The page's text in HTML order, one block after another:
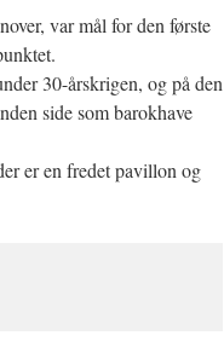
var mål for den første
30-årskrigen, og på den
side som barokhave
er en fredet pavillon og